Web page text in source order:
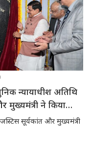
न्यायाधीश अतिथि
मुख्यमंत्री ने किया
सूर्यकांत और मुख्यमंत्री